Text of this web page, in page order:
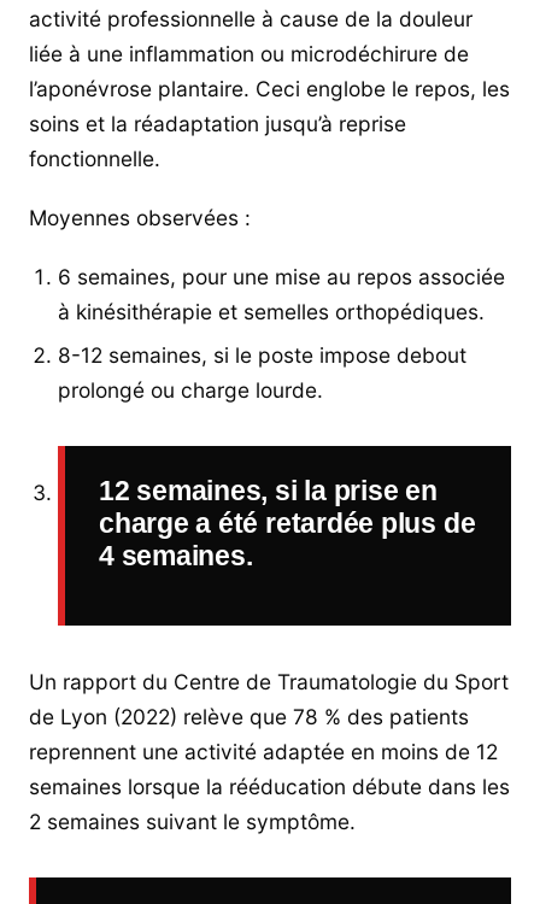
activité professionnelle à cause de la douleur
liée à une inflammation ou microdéchirure de
l’aponévrose plantaire. Ceci englobe le repos, les
soins et la réadaptation jusqu’à reprise
fonctionnelle.
Moyennes observées :
6 semaines, pour une mise au repos associée
à kinésithérapie et semelles orthopédiques.
8-12 semaines, si le poste impose debout
prolongé ou charge lourde.
12 semaines, si la prise en
charge a été retardée plus de
4 semaines.
Un rapport du Centre de Traumatologie du Sport
de Lyon (2022) relève que 78 % des patients
reprennent une activité adaptée en moins de 12
semaines lorsque la rééducation débute dans les
2 semaines suivant le symptôme.